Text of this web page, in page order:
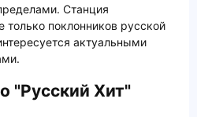
Станция
только поклонников русской
актуальными
"Русский Хит"